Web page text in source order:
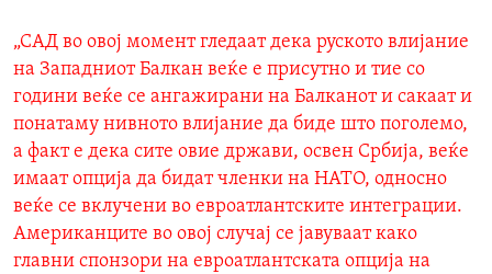
„САД во овој момент гледаат дека руското влијание
на Западниот Балкан веќе е присутно и тие со
години веќе се ангажирани на Балканот и сакаат и
понатаму нивното влијание да биде што поголемо,
а факт е дека сите овие држави, освен Србија, веќе
имаат опција да бидат членки на НАТО, односно
веќе се вклучени во евроатлантските интеграции.
Американците во овој случај се јавуваат како
главни спонзори на евроатлантската опција на